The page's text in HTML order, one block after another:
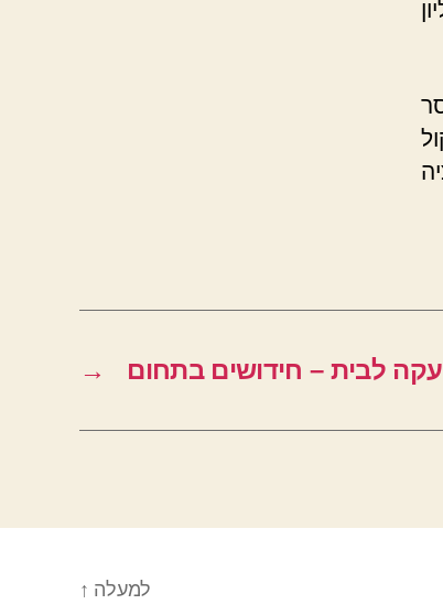
→ לבית – חידושים בתחום
למעלה ↑